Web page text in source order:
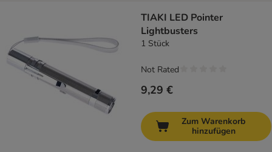
TIAKI LED Pointer
Lightbusters
1 Stück
9,29 €
Not Rated
Zum Warenkorb
hinzufügen